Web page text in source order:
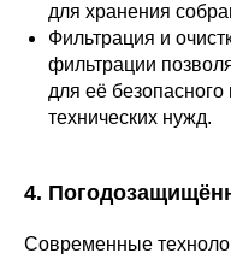
для хранения
Фильтрация и
фильтрации
для её
технических нужд.
4.
Современные